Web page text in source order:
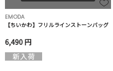
EMODA
【ちいかわ】フリルラインストーンバッグ
6,490 円